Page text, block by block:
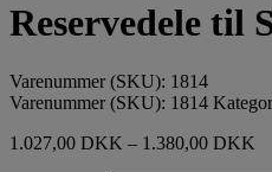
Reservedele til
Varenummer (SKU): 1814
Varenummer (SKU): 1814
1.027,00 DKK – 1.380,00 DKK